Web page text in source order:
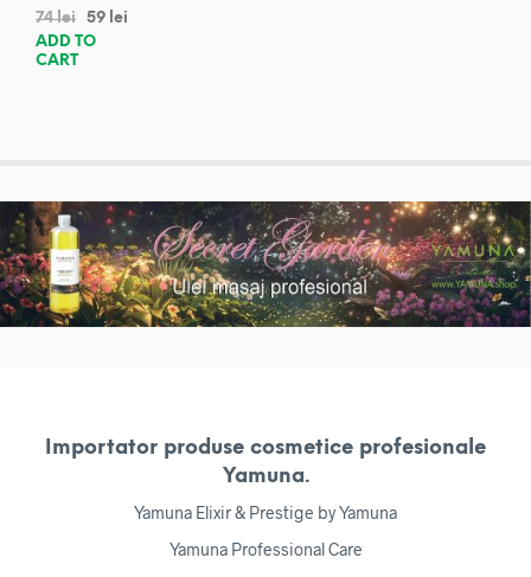
74lei 59 lei
ADD TO
CART
Importator produse cosmetice profesionale
Yamuna.
Yamuna Elixir & Prestige by Yamuna
Yamuna Professional Care